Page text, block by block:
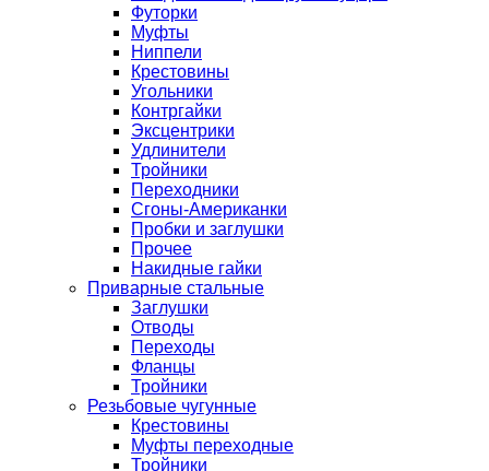
Футорки
Муфты
Ниппели
Крестовины
Угольники
Контргайки
Эксцентрики
Удлинители
Тройники
Переходники
Сгоны-Американки
Пробки и заглушки
Прочее
Накидные гайки
Приварные стальные
Заглушки
Отводы
Переходы
Фланцы
Тройники
Резьбовые чугунные
Крестовины
Муфты переходные
Тройники